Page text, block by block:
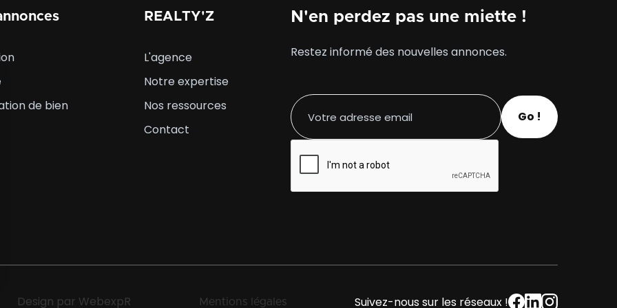
de bien
REALTY'Z
L'agence
Notre expertise
Nos ressources
Contact
N'en perdez pas une miette !
Restez informé des nouvelles annonces.
Design par WebexpR Mentions légales Suivez-nous sur les réseaux !